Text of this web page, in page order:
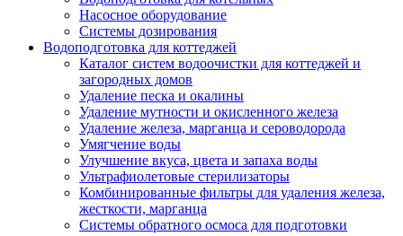
Насосное оборудование
Системы дозирования
Водоподготовка для коттеджей
Каталог систем водоочистки для коттеджей и
загородных домов
Удаление песка и окалины
Удаление мутности и окисленного железа
Удаление железа, марганца и сероводорода
Умягчение воды
Улучшение вкуса, цвета и запаха воды
Ультрафиолетовые стерилизаторы
Комбинированные фильтры для удаления железа,
жесткости, марганца
Системы обратного осмоса для подготовки